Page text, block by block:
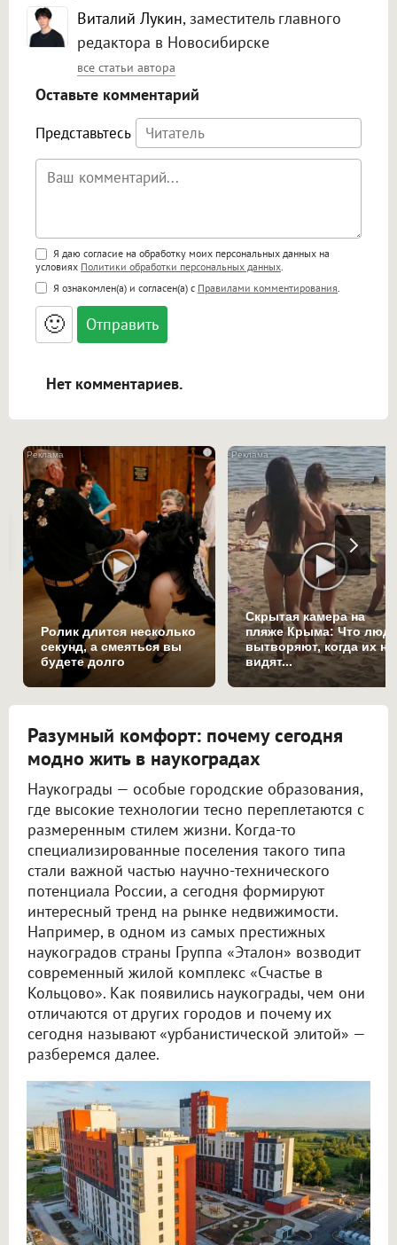
Виталий Лукин, заместитель главного
редактора в Новосибирске
все статьи автора
Оставьте комментарий
Представьтесь
Поддержка HTML
<b>, <strong>, <u>, <i>, <em>, <s>, <big>,
<small>, <sup>, <sub>, <pre>, <ul>, <ol>, <li>,
<blockquote>, <code> экранирует HTML,
адреса URL автоматически становятся
ссылками, и [img]адрес[/img] будет
Я даю согласие на обработку моих персональных данных на
условиях Политики обработки персональных данных
Я ознакомлен(а) и согласен(а) с Правилами комментирования
🙂
Нет комментариев.
i
Ролик длится несколько
секунд, а смеяться вы
будете долго
Скрытая камера на
пляже Крыма: Что
вытворяют, когда их не
видят...
Разумный комфорт: почему сегодня
модно жить в наукоградах
Наукограды — особые городские образования,
где высокие технологии тесно переплетаются с
размеренным стилем жизни. Когда-то
специализированные поселения такого типа
стали важной частью научно-технического
потенциала России, а сегодня формируют
интересный тренд на рынке недвижимости.
Например, в одном из самых престижных
наукоградов страны Группа «Эталон» возводит
современный жилой комплекс «Счастье в
Кольцово». Как появились наукограды, чем они
отличаются от других городов и почему их
сегодня называют «урбанистической элитой» —
разберемся далее.